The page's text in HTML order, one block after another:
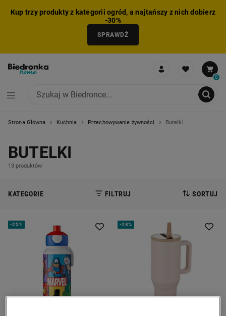
Kup trzy produkty z kategorii ogród, a najtańszy z nich dobierz
-30%
SPRAWDŹ
0
Strona Główna Kuchnia Przechowywanie żywności Butelki
BUTELKI
13 produktów
KATEGORIE FILTRUJ SORTUJ
-25% -28%